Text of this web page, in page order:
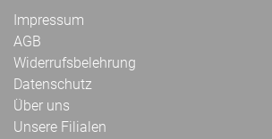
Impressum
AGB
Widerrufsbelehrung
Datenschutz
Über uns
Unsere Filialen